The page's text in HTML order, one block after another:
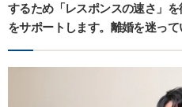
するため「レスポンスの速さ」
をサポートします。離婚を迷って